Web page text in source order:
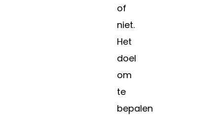
of
niet.
Het
doel
om
te
bepalen